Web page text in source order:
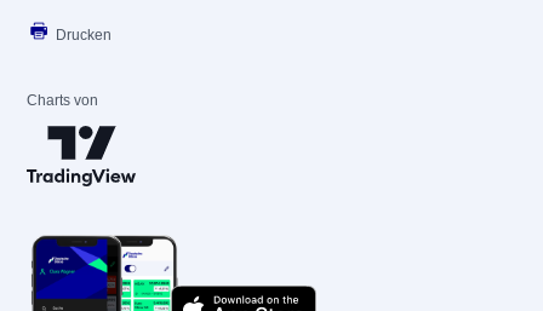
Drucken
Charts von